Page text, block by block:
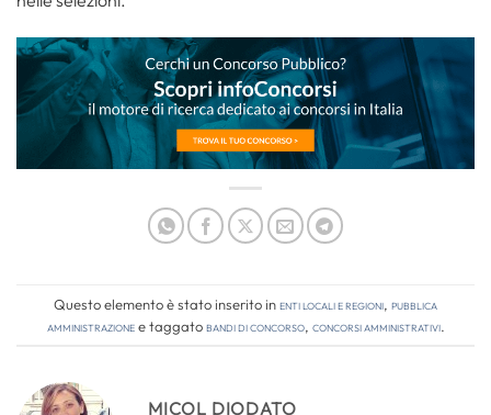
Questo elemento è stato inserito inEnti locali e regioni, Pubblica
amministrazionee taggatobandi di concorso, concorsi amministrativi.
MICOL DIODATO